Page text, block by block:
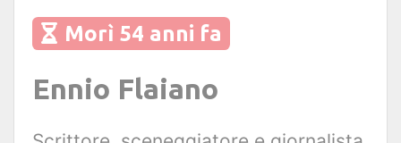
Morì 54 anni fa
Ennio Flaiano